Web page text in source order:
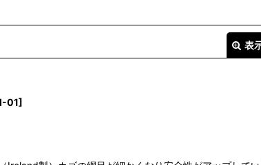
表
絞り込む
01]